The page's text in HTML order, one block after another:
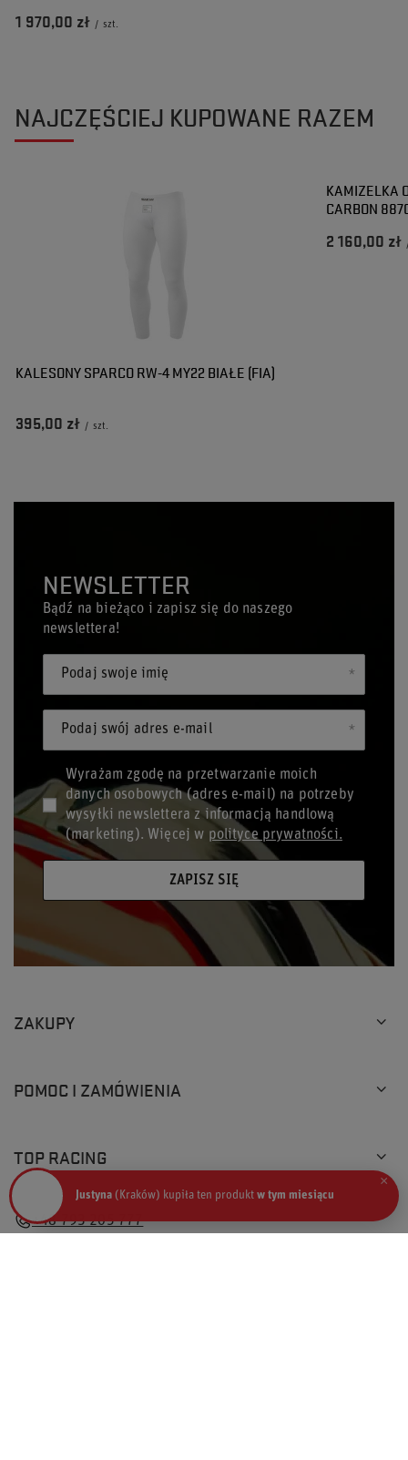
1 970,00 zł / szt.
NAJCZĘŚCIEJ KUPOWANE RAZEM
KALESONY SPARCO RW-4 MY22 BIAŁE (FIA)
395,00 zł / szt.
KAMIZELKA
CARBON
2 160,00 zł
NEWSLETTER
Bądź na bieżąco i zapisz się do naszego
newslettera!
Podaj swoje imię
Podaj swój adres e-mail
Wyrażam zgodę na przetwarzanie moich
danych osobowych (adres e-mail) na potrzeby
wysyłki newslettera z informacją handlową
(marketing). Więcej w polityce prywatności.
ZAPISZ SIĘ
ZAKUPY
POMOC I ZAMÓWIENIA
TOP RACING
+48 793 205 777
Justyna (Kraków) kupiła ten produkt w tym miesiącu
×